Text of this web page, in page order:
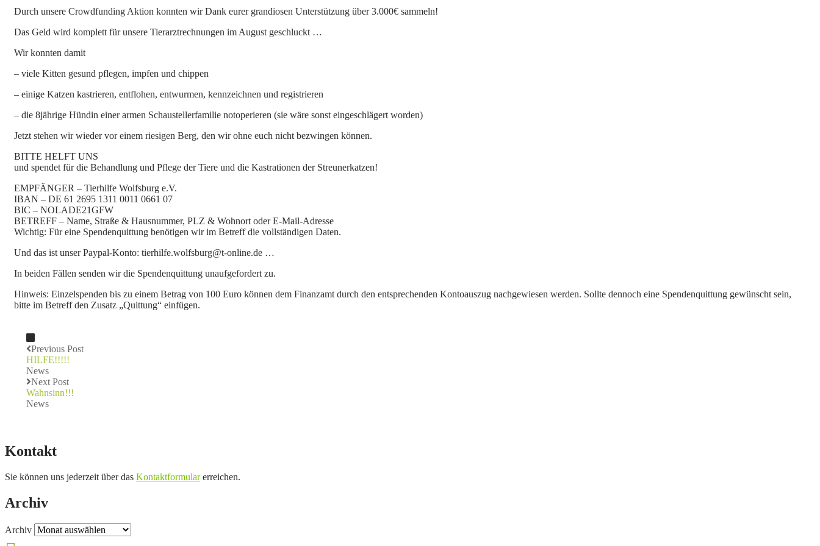
Durch unsere Crowdfunding Aktion konnten wir Dank eurer grandiosen Unterstützung über 3.000€ sammeln!
Das Geld wird komplett für unsere Tierarztrechnungen im August geschluckt …
Wir konnten damit
– viele Kitten gesund pflegen, impfen und chippen
– einige Katzen kastrieren, entflohen, entwurmen, kennzeichnen und registrieren
– die 8jährige Hündin einer armen Schaustellerfamilie notoperieren (sie wäre sonst eingeschlägert worden)
Jetzt stehen wir wieder vor einem riesigen Berg, den wir ohne euch nicht bezwingen können.
BITTE HELFT UNS
und spendet für die Behandlung und Pflege der Tiere und die Kastrationen der Streunerkatzen!
EMPFÄNGER – Tierhilfe Wolfsburg e.V.
IBAN – DE 61 2695 1311 0011 0661 07
BIC – NOLADE21GFW
BETREFF – Name, Straße & Hausnummer, PLZ & Wohnort oder E-Mail-Adresse
Wichtig: Für eine Spendenquittung benötigen wir im Betreff die vollständigen Daten.
Und das ist unser Paypal-Konto: tierhilfe.wolfsburg@t-online.de …
In beiden Fällen senden wir die Spendenquittung unaufgefordert zu.
Hinweis: Einzelspenden bis zu einem Betrag von 100 Euro können dem Finanzamt durch den entsprechenden Kontoauszug nachgewiesen werden. Sollte dennoch eine Spendenquittung gewünscht sein,
bitte im Betreff den Zusatz „Quittung“ einfügen.
Previous Post
HILFE!!!!!
News
Next Post
Wahnsinn!!!
News
Kontakt
Sie können uns jederzeit über das Kontaktformularerreichen.
Archiv
Archiv